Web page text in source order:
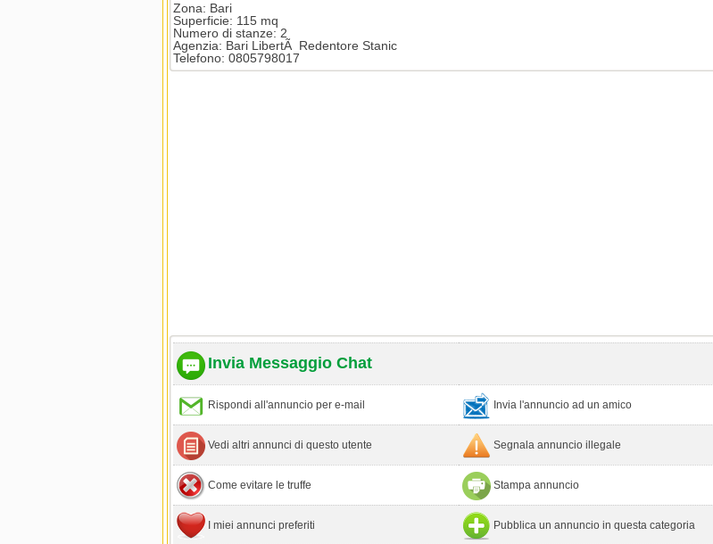
Zona: Bari
Superficie: 115 mq
Numero di stanze: 2
Agenzia: Bari LibertÃ Redentore Stanic
Telefono: 0805798017
Invia Messaggio Chat
Rispondi all'annuncio per e-mail Invia l'annuncio ad un amico
Vedi altri annunci di questo utente Segnala annuncio illegale
Come evitare le truffe Stampa annuncio
I miei annunci preferiti Pubblica un annuncio in questa categoria